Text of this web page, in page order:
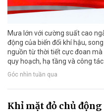
Mưa lớn với cường suất cao
động của biến đổi khí hậu,
nguồn từ thời tiết cực đoan
quy hoạch, hạ tầng và công
Góc nhìn tuần qua
Khỉ mặt đỏ chủ